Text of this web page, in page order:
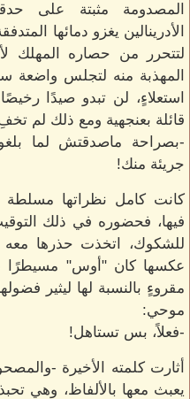
المصدومة مثبتة على
الأدرينالين يغزو دمائها
لتتحرر من حصاره المهلك
المهذبة منه لتجلس واضعة
استعلاءٍ، لن تبدو صيدًا
قائلة بعنجهية ومع ذلك لم
-بصراحة ماصدقتش لما
جريئة منك!
كانت كامل نظراتها
فيها، فحضوره في ذلك
للشكوك، اتخذت حذرها معه
عكسها كان "أوس" مسيطرًا
مقروءٍ بالنسبة لها ليثير
موحي:
-فعلاً، بس تستاهل!
أثارت كلمته الأخيرة -
يعبث معها بالألفاظ، وهي